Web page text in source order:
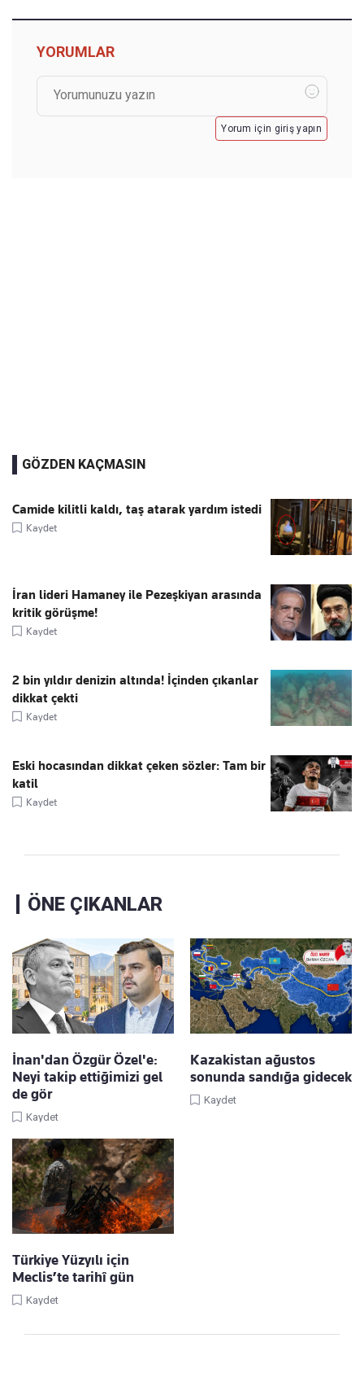
YORUMLAR
Yorum için giriş yapın
GÖZDEN KAÇMASIN
Camide kilitli kaldı, taş atarak yardım istedi
Kaydet
İran lideri Hamaney ile Pezeşkiyan arasında
kritik görüşme!
Kaydet
2 bin yıldır denizin altında! İçinden çıkanlar
dikkat çekti
Kaydet
Eski hocasından dikkat çeken sözler: Tam bir
katil
Kaydet
ÖNE ÇIKANLAR
İnan'dan Özgür Özel'e:
Neyi takip ettiğimizi gel
de gör
Kaydet
Kazakistan ağustos
sonunda sandığa gidecek
Kaydet
Türkiye Yüzyılı için
Meclis’te tarihî gün
Kaydet